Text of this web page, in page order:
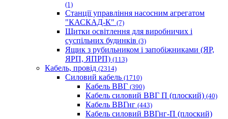
(1)
Станції управління насосним агрегатом
"КАСКАД-К" (7)
Щитки освітлення для виробничих і
суспільних будинків (3)
Ящик з рубильником і запобіжниками (ЯР,
ЯРП, ЯПРП) (113)
Кабель, провід (2314)
Силовий кабель (1710)
Кабель ВВГ (390)
Кабель силовий ВВГ П (плоский) (40)
Кабель ВВГнг (443)
Кабель силовий ВВГнг-П (плоский)